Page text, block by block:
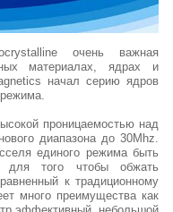
очень важная
материалах, ядрах и
начал серию ядров
проницаемостью над
диапазона до 30Mhz.
единого режима быть
для того чтобы обжать
к традиционному
много преимущества как